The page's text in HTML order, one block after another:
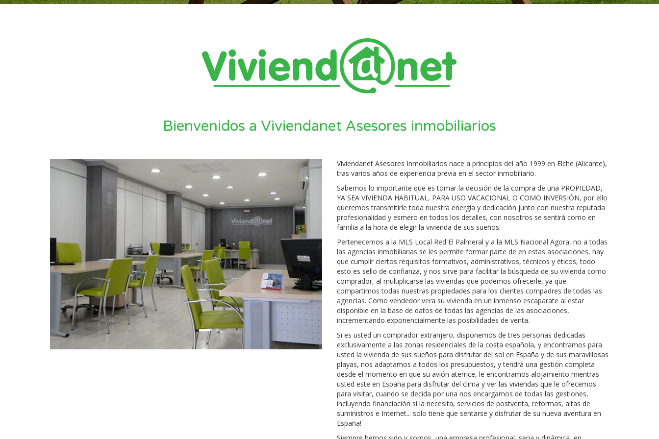
Bienvenidos a Viviendanet Asesores inmobiliarios
Viviendanet Asesores Inmobiliarios nace a principios del año 1999 en Elche (Alicante),
tras varios años de experiencia previa en el sector inmobiliario.
Sabemos lo importante que es tomar la decisión de la compra de una PROPIEDAD,
YA SEA VIVIENDA HABITUAL, PARA USO VACACIONAL O COMO INVERSIÓN, por ello
queremos transmitirle toda nuestra energía y dedicación junto con nuestra reputada
profesionalidad y esmero en todos los detalles, con nosotros se sentirá como en
familia a la hora de elegir la vivienda de sus sueños.
Pertenecemos a la MLS Local Red El Palmeral y a la MLS Nacional Agora, no a todas
las agencias inmobiliarias se les permite formar parte de en estas asociaciones, hay
que cumplir ciertos requisitos formativos, administrativos, técnicos y éticos, todo
esto es sello de confianza, y nos sirve para facilitar la búsqueda de su vivienda como
comprador, al multiplicarse las viviendas que podemos ofrecerle, ya que
compartimos todas nuestras propiedades para los clientes compadres de todas las
agencias. Como vendedor vera su vivienda en un inmenso escaparate al estar
disponible en la base de datos de todas las agencias de las asociaciones,
incrementando exponencialmente las posibilidades de venta.
Si es usted un comprador extranjero, disponemos de tres personas dedicadas
exclusivamente a las zonas residenciales de la costa española, y encontramos para
usted la vivienda de sus sueños para disfrutar del sol en España y de sus maravillosas
playas, nos adaptamos a todos los presupuestos, y tendrá una gestión completa
desde el momento en que su avión aterrice, le encontramos alojamiento mientras
usted este en España para disfrutar del clima y ver las viviendas que le ofrecemos
para visitar, cuando se decida por una nos encargamos de todas las gestiones,
incluyendo financiación si la necesita, servicios de postventa, reformas, altas de
suministros e Internet... solo tiene que sentarse y disfrutar de su nueva aventura en
España!